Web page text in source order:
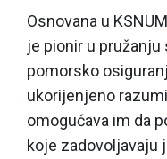
Osnovana u
je pionir u
pomorsko
ukorijenjeno
omogućava im da
koje zadovoljavaju